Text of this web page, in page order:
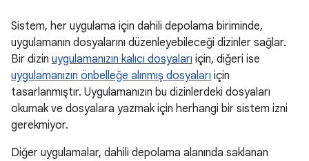
Sistem, her uygulama için dahili depolama biriminde,
uygulamanın dosyalarını düzenleyebileceği dizinler sağlar.
Bir dizin uygulamanızın kalıcı dosyaları için, diğeri ise
uygulamanızın önbelleğe alınmış dosyaları için
tasarlanmıştır. Uygulamanızın bu dizinlerdeki dosyaları
okumak ve dosyalara yazmak için herhangi bir sistem izni
gerekmiyor.
Diğer uygulamalar, dahili depolama alanında saklanan